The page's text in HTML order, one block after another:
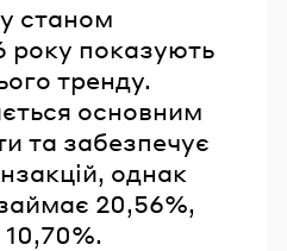
станом
року показують
тренду.
основним
та забезпечує
однак
20,56%,